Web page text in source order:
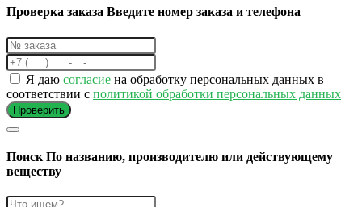
Проверка заказа Введите номер заказа и телефона
Я даю согласие на обработку персональных данных в
соответствии с политикой обработки персональных данных
Проверить
Поиск По названию, производителю или действующему
веществу